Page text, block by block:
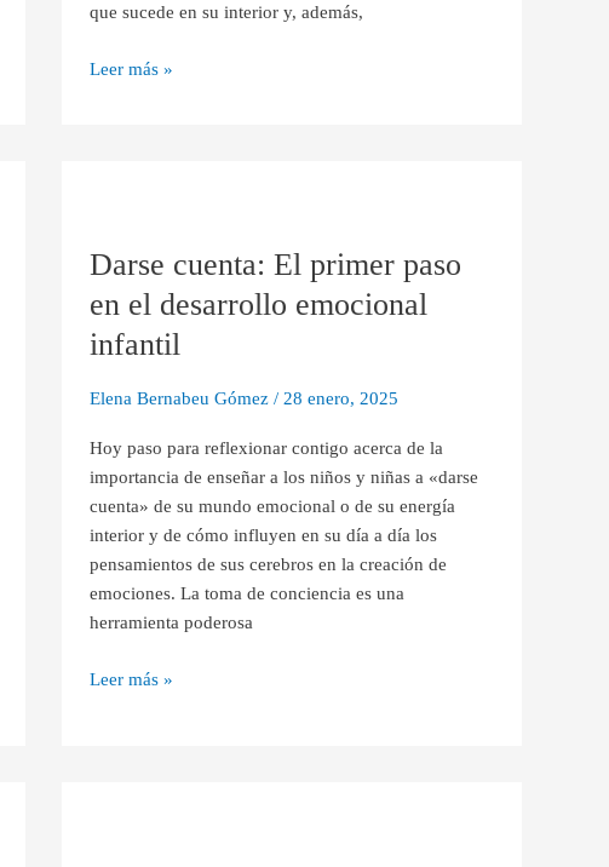
que sucede en su interior y, además,
Leer más »
Darse cuenta: El primer paso
en el desarrollo emocional
infantil
Elena Bernabeu Gómez / 28 enero, 2025
Hoy paso para reflexionar contigo acerca de la
importancia de enseñar a los niños y niñas a «darse
cuenta» de su mundo emocional o de su energía
interior y de cómo influyen en su día a día los
pensamientos de sus cerebros en la creación de
emociones. La toma de conciencia es una
herramienta poderosa
El
paso
en
desarrollo
infantil
Leer más »